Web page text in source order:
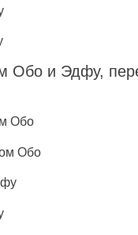
Обо и Эдфу,
Обо
Обо